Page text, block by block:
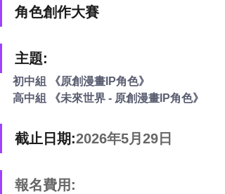
角色創作大賽
主題:
初中組 《原創漫畫IP角色》
高中組 《未來世界 - 原創漫畫IP角色》
截止日期:2026年5月29日
報名費用: